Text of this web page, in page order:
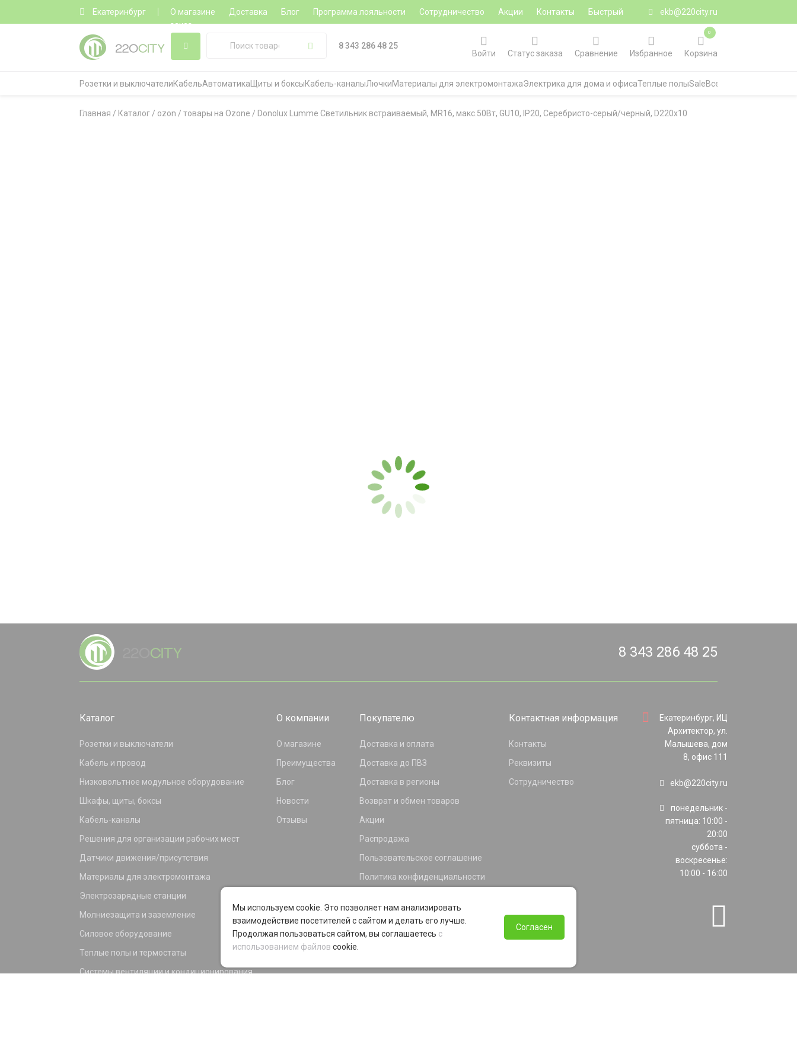
Екатеринбург О магазине Доставка Блог Программа лояльности Сотрудничество Акции Контакты
Быстрый
заказ
ekb@220city.ru
8 343 286 48 25
Войти
Статус заказа Сравнение Избранное Корзина
0
Розетки и выключателиКабельАвтоматика Щиты и боксыКабель-каналыЛючкиМатериалы для электромонтажаЭлектрика для дома и офисаТеплые полыSaleВсе категории
Главная / Каталог / ozon / товары на Ozone / Donolux Lumme Светильник встраиваемый, MR16, макс.50Вт, GU10, IP20, Серебристо-серый/черный, D220х10
8 343 286 48 25
Каталог
Розетки и выключатели
Кабель и провод
Низковольтное модульное оборудование
Шкафы, щиты, боксы
Кабель-каналы
Решения для организации рабочих мест
Датчики движения/присутствия
Материалы для электромонтажа
Электрозарядные станции
Молниезащита и заземление
Силовое оборудование
Теплые полы и термостаты
Системы вентиляции и кондиционирования
О компании
О магазине
Преимущества
Блог
Новости
Отзывы
Покупателю
Доставка и оплата
Доставка до ПВЗ
Доставка в регионы
Возврат и обмен товаров
Акции
Распродажа
Пользовательское соглашение
Политика конфиденциальности
Программа лояльности
Контактная информация
Контакты
Реквизиты
Сотрудничество
Екатеринбург, ИЦ
Архитектор, ул.
Малышева, дом
8, офис 111
ekb@220city.ru
понедельник -
пятница: 10:00 -
20:00
суббота -
воскресенье:
10:00 - 16:00
Мы используем cookie. Это позволяет нам анализировать
взаимодействие посетителей с сайтом и делать его лучше.
Продолжая пользоваться сайтом, вы соглашаетесь с
использованием файлов cookie.
Согласен